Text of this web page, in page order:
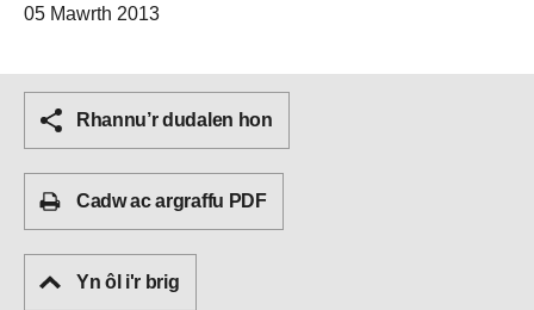
05 Mawrth 2013
Rhannu’r dudalen hon
Cadw ac argraffu PDF
Yn ôl i'r brig